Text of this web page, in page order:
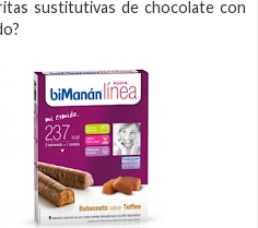
sustitutivas de chocolate con